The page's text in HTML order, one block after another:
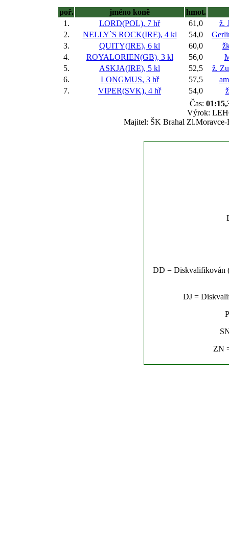
poř. jméno koně
hmot.
1.
LORD(POL), 7 hř 61,0
ž.
2.
NELLY`S ROCK(IRE), 4 kl 54,0
3.
QUITY(IRE), 6 kl 60,0
4.
ROYALORIEN(GB), 3 kl 56,0
5.
ASKJA(IRE), 5 kl 52,5
ž.
6.
LONGMUS, 3 hř 57,5
7.
VIPER(SVK), 4 hř 54,0
Čas:
Výrok:
Majitel: ŠK Brahal
DD = Diskvalifikován
DJ =
ZN